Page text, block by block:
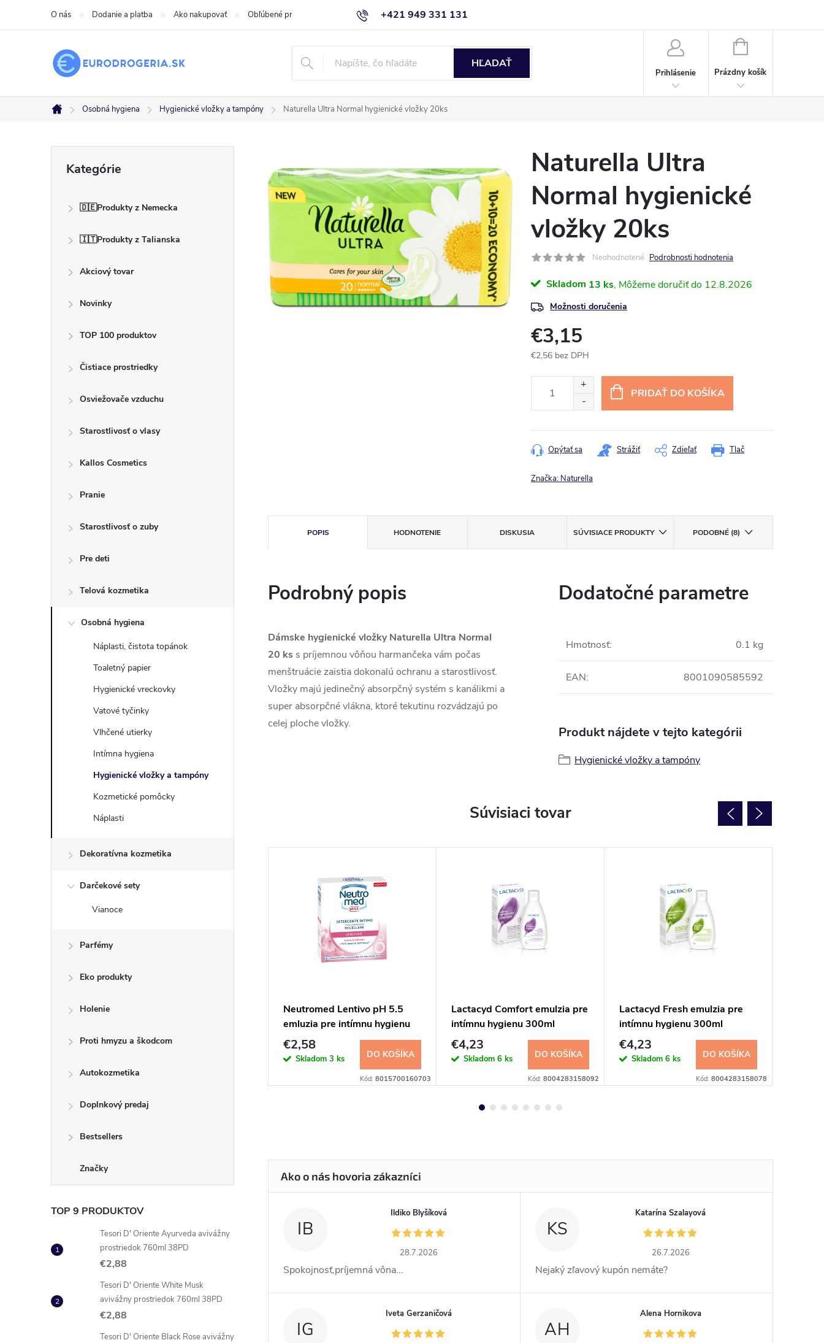
+421 949 331 131
O nás Dodanie a platba Ako nakupovať Obľúbené produkty Obchodné podmienky
HĽADAŤ
Prihlásenie
NÁKUPNÝ
Prázdny košík
Domov
Osobná hygiena Hygienické vložky a tampóny Naturella Ultra Normal hygienické vložky 20ks
kategórie
Kategórie
🇩🇪Produkty z Nemecka
🇮🇹Produkty z Talianska
Akciový tovar
Novinky
TOP 100 produktov
Čistiace prostriedky
Osviežovače vzduchu
Starostlivosť o vlasy
Kallos Cosmetics
Pranie
Starostlivosť o zuby
Pre deti
Telová kozmetika
Osobná hygiena
Náplasti, čistota topánok
Toaletný papier
Hygienické vreckovky
Vatové tyčinky
Vlhčené utierky
Intímna hygiena
Hygienické vložky a tampóny
Kozmetické pomôcky
Náplasti
Dekoratívna kozmetika
Darčekové sety
Vianoce
Parfémy
Eko produkty
Holenie
Proti hmyzu a škodcom
Autokozmetika
Doplnkový predaj
Bestsellers
Značky
TOP 9 PRODUKTOV
Tesori D' Oriente Ayurveda avivážny
prostriedok 760ml 38PD
€2,88
Tesori D' Oriente White Musk
avivážny prostriedok 760ml 38PD
€2,88
Tesori D' Oriente Black Rose avivážny
Naturella Ultra
Normal hygienické
vložky 20ks
Neohodnotené Podrobnosti hodnotenia
Skladom 13 ks 12.8.2026
Možnosti doručenia
€3,15
€2,56 bez DPH
PRIDAŤ DO KOŠÍKA
Tlač
Opýtať sa Strážiť Zdieľať
Značka: Naturella
POPIS HODNOTENIE DISKUSIA SÚVISIACE PRODUKTY PODOBNÉ (8)
Podrobný popis
Dámske hygienické vložky Naturella Ultra Normal
20 ks s príjemnou vôňou harmančeka vám počas
menštruácie zaistia dokonalú ochranu a starostlivosť.
Vložky majú jedinečný absorpčný systém s kanálikmi a
super absorpčné vlákna, ktoré tekutinu rozvádzajú po
celej ploche vložky.
Dodatočné parametre
Hmotnosť: 0.1 kg
EAN: 8001090585592
Produkt nájdete v tejto kategórii
Hygienické vložky a tampóny
Súvisiaci tovar
emulzia pre
8004283158061
€2,48
Neutromed Lentivo pH 5.5
emluzia pre intímnu hygienu
200ml
€2,58
Skladom 3 ks DO KOŠÍKA
Kód: 8015700160703
Lactacyd Comfort emulzia pre
intímnu hygienu 300ml
€4,23
Skladom 6 ks DO KOŠÍKA
Kód: 8004283158092
Lactacyd Fresh emulzia pre
intímnu hygienu 300ml
€4,23
Skladom 6 ks DO KOŠÍKA
Kód: 8004283158078
IB
Ildiko Blyšíková
28.7.2026
Spokojnosť,príjemná vôna...
KS
Katarína Szalayová
26.7.2026
Nejaký zľavový kupón nemáte?
IG
Iveta Gerzaničová
AH
Alena Hornikova